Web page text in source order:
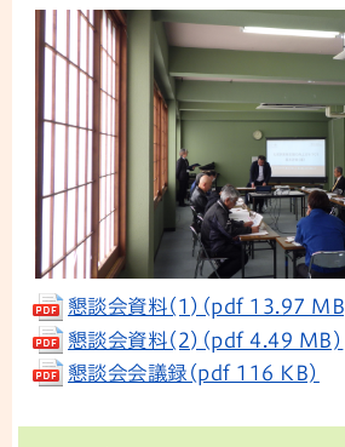
懇談会資料(1)(pdf 13.97
懇談会資料(2)(pdf 4.49 MB)
懇談会会議録(pdf 116 KB)